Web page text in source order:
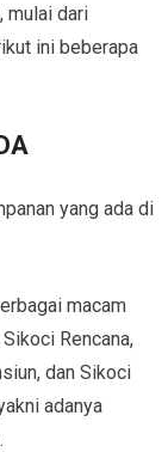
mulai dari
ini beberapa
yang ada di
macam
Rencana,
dan Sikoci
adanya